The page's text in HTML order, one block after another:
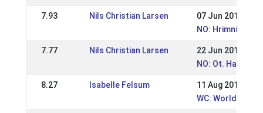
7.93 Nils Christian Larsen
07 Jun 2015
NO:
7.77 Nils Christian Larsen
22 Jun 2014
NO: Ot.
8.27 Isabelle Felsum
11 Aug 2013
WC: World